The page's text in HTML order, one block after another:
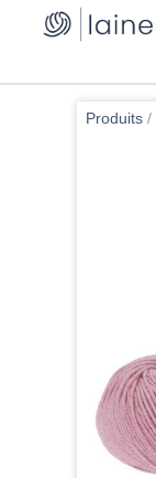
Produits /